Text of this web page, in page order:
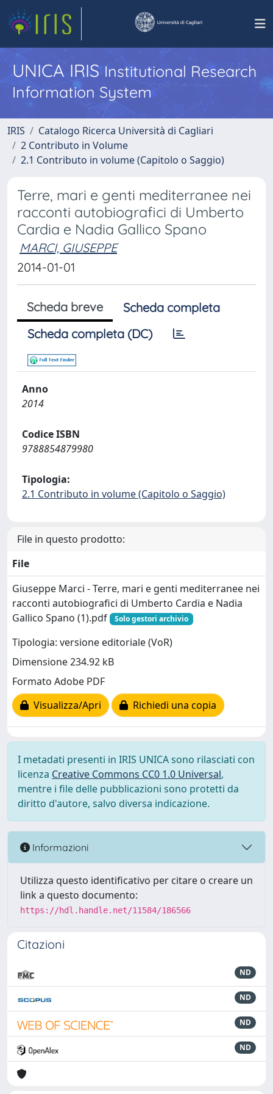
UNICA IRISInstitutional Research
Information System
IRIS
Catalogo Ricerca Università di Cagliari
2 Contributo in Volume
2.1 Contributo in volume (Capitolo o Saggio)
Terre, mari e genti mediterranee nei
racconti autobiografici di Umberto
Cardia e Nadia Gallico Spano
MARCI, GIUSEPPE
2014-01-01
Scheda breve
Scheda completa
Scheda completa (DC)
Anno
2014
Codice ISBN
9788854879980
Tipologia:
2.1 Contributo in volume (Capitolo o Saggio)
File in questo prodotto:
File
Giuseppe Marci - Terre, mari e genti mediterranee nei
racconti autobiografici di Umberto Cardia e Nadia
Gallico Spano (1).pdf
Solo gestori archivio
Tipologia: versione editoriale (VoR)
Dimensione 234.92 kB
Formato Adobe PDF
Visualizza/Apri
Richiedi una copia
I metadati presenti in IRIS UNICA sono rilasciati con
licenza Creative Commons CC0 1.0 Universal,
mentre i file delle pubblicazioni sono protetti da
diritto d'autore, salvo diversa indicazione.
Informazioni
Utilizza questo identificativo per citare o creare un
link a questo documento:
https://hdl.handle.net/11584/186566
Citazioni
ND
ND
ND
ND